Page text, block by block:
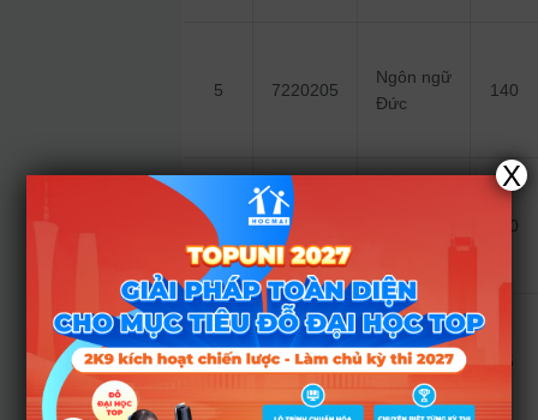
5 7220205
Ngôn ngữ
Đức
140
6 7220206 100
7 7220207
Ngôn ngữ
Bồ Đào
75
X